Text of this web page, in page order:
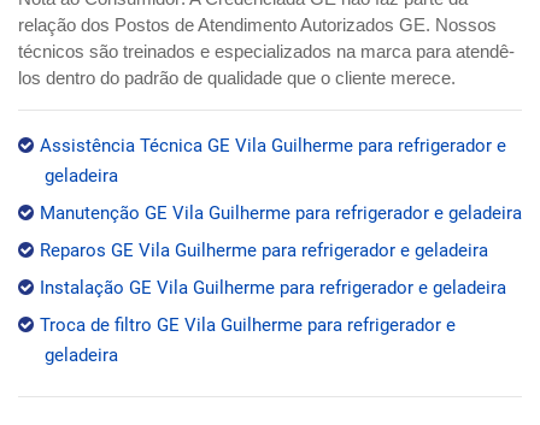
relação dos Postos de Atendimento Autorizados GE. Nossos
técnicos são treinados e especializados na marca para atendê-
los dentro do padrão de qualidade que o cliente merece.
Assistência Técnica GE Vila Guilherme para refrigerador e
geladeira
Manutenção GE Vila Guilherme para refrigerador e geladeira
Reparos GE Vila Guilherme para refrigerador e geladeira
Instalação GE Vila Guilherme para refrigerador e geladeira
Troca de filtro GE Vila Guilherme para refrigerador e
geladeira